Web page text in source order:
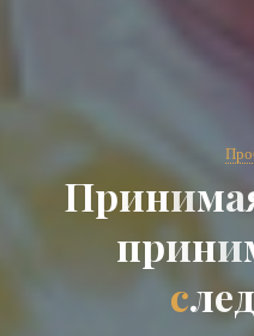
Принима
прини
сле